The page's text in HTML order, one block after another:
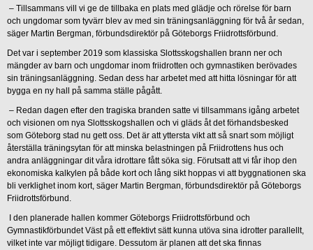
– Tillsammans vill vi ge de tillbaka en plats med glädje och rörelse för barn
och ungdomar som tyvärr blev av med sin träningsanläggning för två år sedan,
säger Martin Bergman, förbundsdirektör på Göteborgs Friidrottsförbund.
Det var i september 2019 som klassiska Slottsskogshallen brann ner och
mängder av barn och ungdomar inom friidrotten och gymnastiken berövades
sin träningsanläggning. Sedan dess har arbetet med att hitta lösningar för att
bygga en ny hall på samma ställe pågått.
– Redan dagen efter den tragiska branden satte vi tillsammans igång arbetet
och visionen om nya Slottsskogshallen och vi gläds åt det förhandsbesked
som Göteborg stad nu gett oss. Det är att yttersta vikt att så snart som möjligt
återställa träningsytan för att minska belastningen på Friidrottens hus och
andra anläggningar dit våra idrottare fått söka sig. Förutsatt att vi får ihop den
ekonomiska kalkylen på både kort och lång sikt hoppas vi att byggnationen ska
bli verklighet inom kort, säger Martin Bergman, förbundsdirektör på Göteborgs
Friidrottsförbund.
I den planerade hallen kommer Göteborgs Friidrottsförbund och
Gymnastikförbundet Väst på ett effektivt sätt kunna utöva sina idrotter parallellt,
vilket inte var möjligt tidigare. Dessutom är planen att det ska finnas